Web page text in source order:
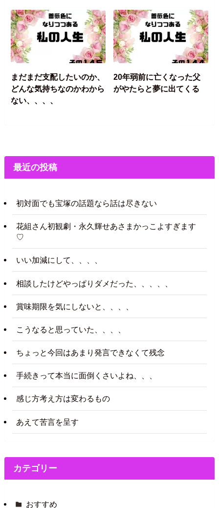
まだまだ支配したいのか、
どんな気持ちなのかわから
ない、、、、
20年弱前に亡くなった父
がやたらと夢に出てくる
最近の投稿
初対面でも宝塚の話題なら話は尽きない
花組さん初観劇・永久輝せあさまかっこよすぎます
♡
いい加減にして、、、、
相談したけどやっぱりダメだった、、、、、
賞味期限を気にしないと、、、、
こうなると思っていた、、、、
ちょっと今回はあまり発言できなくて残念
手続きって本当に面倒くさいよね、、、
感じ方考え方は変わるもの
あえて苦言を呈す
カテゴリー
おすすめ